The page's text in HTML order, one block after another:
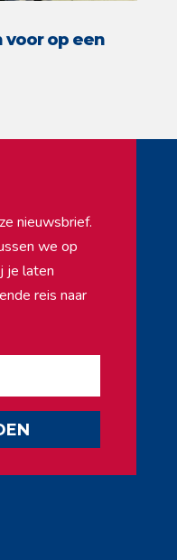
voor op een
nieuwsbrief.
we op
je laten
reis naar